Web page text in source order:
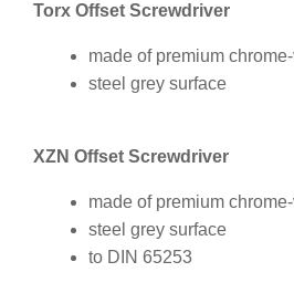
Torx Offset Screwdriver
made of premium
steel grey surface
XZN Offset Screwdriver
made of premium
steel grey surface
to DIN 65253